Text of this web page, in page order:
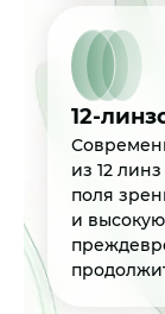
12-
из 12
поля
и